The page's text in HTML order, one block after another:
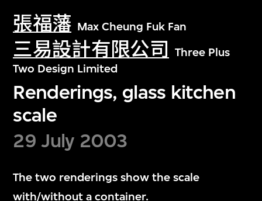
張福藩 Max Cheung Fuk Fan
三易設計有限公司
Three Plus
Two Design Limited
Renderings, glass kitchen
scale
29 July 2003
The two renderings show the scale
with/without a container.
文化藏品。